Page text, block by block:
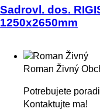
Sadrovl. dos.
1250x2650mm
Roman Živný
Potrebujete
Kontaktujte ma!